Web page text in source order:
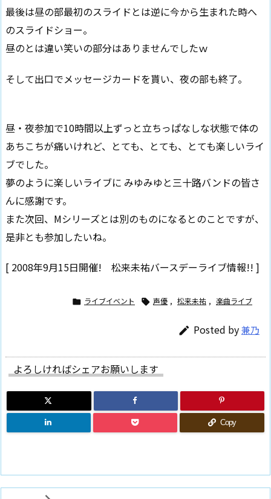
最後は昼の部最初のスライドとは逆に今から生まれた時へ
のスライドショー。
昼のとは違い笑いの部分はありませんでしたｗ
そして出口でメッセージカードを貰い、夜の部も終了。
昼・夜参加で10時間以上ずっと立ちっぱなしな状態で体の
あちこちが痛いけれど、とても、とても、とても楽しいライ
ブでした。
夢のように楽しいライブに みゆみゆと三十路バンドの皆さ
んに感謝です。
また次回、Mシリーズとは別のものになるとのことですが、
是非とも参加したいね。
[ 2008年9月15日開催! 松来未祐バースデーライブ情報!! ]
 ライブイベント  声優 , 松来未祐 , 楽曲ライブ
 Posted by兼乃
よろしければシェアお願いします
Copy